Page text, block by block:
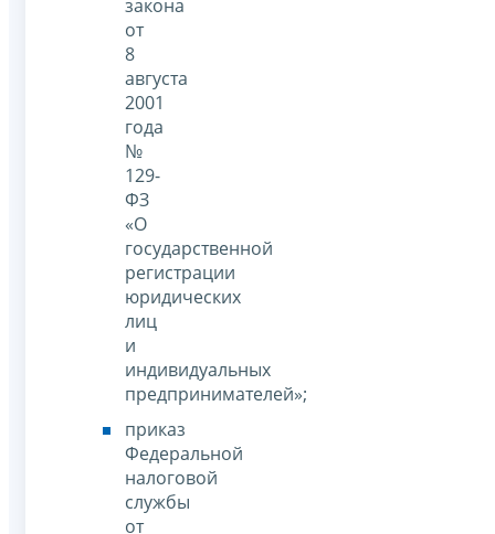
закона
от
8
августа
2001
года
№
129-
ФЗ
«О
государственной
регистрации
юридических
лиц
и
индивидуальных
предпринимателей»;
приказ
Федеральной
налоговой
службы
от